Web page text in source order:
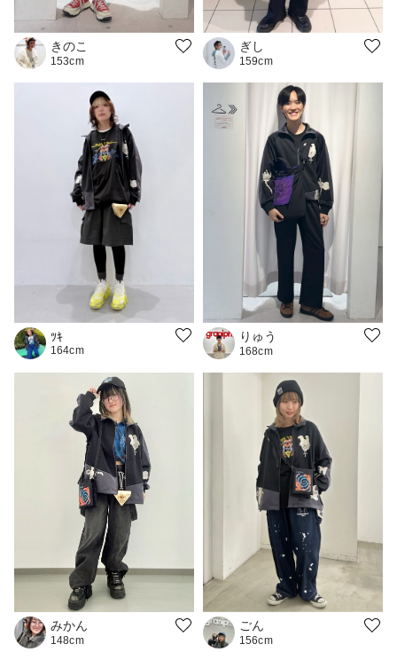
きのこ
153cm
ぎし
159cm
ﾂｷ
164cm
りゅう
168cm
みかん
148cm
ごん
156cm